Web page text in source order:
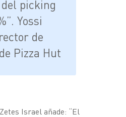
picking
Yossi
de
Pizza Hut
Israel añade: “El